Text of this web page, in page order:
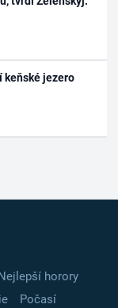
keňské jezero
horory
Počasí